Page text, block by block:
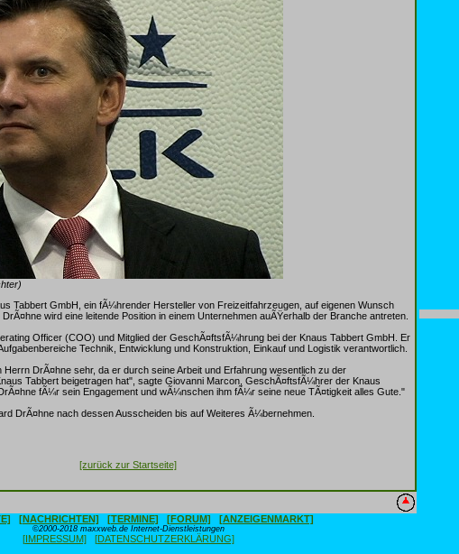
Tabbert GmbH, ein fÃ¼hrender Hersteller von Freizeitfahrzeugen, auf eigenen Wunsch
wird eine leitende Position in einem Unternehmen auÃŸerhalb der Branche antreten.
Officer (COO) und Mitglied der GeschÃ¤ftsfÃ¼hrung bei der Knaus Tabbert GmbH. Er
Technik, Entwicklung und Konstruktion, Einkauf und Logistik verantwortlich.
DrÃ¤hne sehr, da er durch seine Arbeit und Erfahrung wesentlich zu der
Tabbert beigetragen hat", sagte Giovanni Marcon, GeschÃ¤ftsfÃ¼hrer der Knaus
fÃ¼r sein Engagement und wÃ¼nschen ihm fÃ¼r seine neue TÃ¤tigkeit alles Gute."
DrÃ¤hne nach dessen Ausscheiden bis auf Weiteres Ã¼bernehmen.
[zurück zur Startseite]
[NACHRICHTEN] [TERMINE] [FORUM] [ANZEIGENMARKT]
©2000-2018 maxxweb.de Internet-Dienstleistungen
[IMPRESSUM] [DATENSCHUTZERKLÄRUNG]